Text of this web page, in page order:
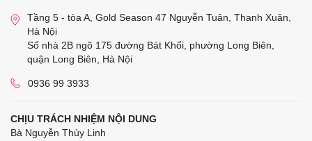
Tầng 5 - tòa A, Gold Season 47 Nguyễn Tuân, Thanh Xuân,
Hà Nội
Số nhà 2B ngõ 175 đường Bát Khối, phường Long Biên,
quận Long Biên, Hà Nội
0936 99 3933
CHỊU TRÁCH NHIỆM NỘI DUNG
Bà Nguyễn Thùy Linh